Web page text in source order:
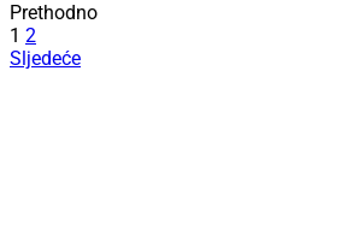
Prethodno
1 2
Sljedeće